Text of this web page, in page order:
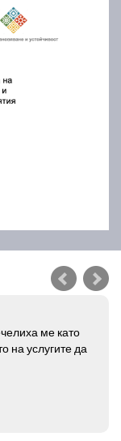
ме като
на услугите да